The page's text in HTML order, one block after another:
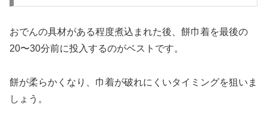
おでんの具材がある程度煮込まれた後、餅巾着を最後の
20〜30分前に投入するのがベストです。
餅が柔らかくなり、巾着が破れにくいタイミングを狙いま
しょう。